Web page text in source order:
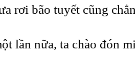
rơi bão tuyết cũng
lần nữa, ta chào đón